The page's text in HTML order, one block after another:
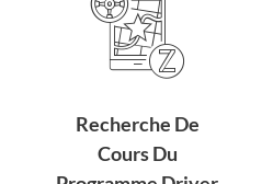
Recherche De
Cours Du